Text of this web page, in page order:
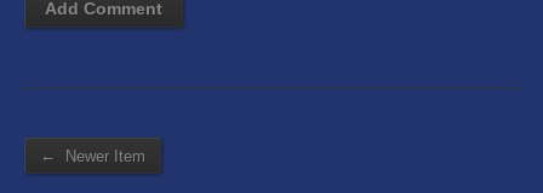
← Newer Item